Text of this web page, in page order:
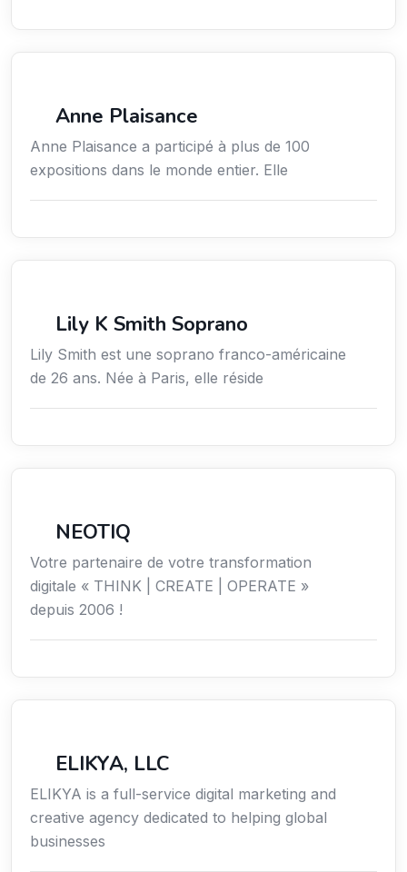
Anne Plaisance
Anne Plaisance a participé à plus de 100
expositions dans le monde entier. Elle
Lily K Smith Soprano
Lily Smith est une soprano franco-américaine
de 26 ans. Née à Paris, elle réside
NEOTIQ
Votre partenaire de votre transformation
digitale « THINK | CREATE | OPERATE »
depuis 2006 !
ELIKYA, LLC
ELIKYA is a full-service digital marketing and
creative agency dedicated to helping global
businesses